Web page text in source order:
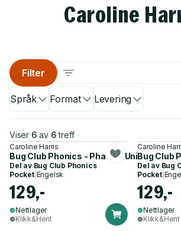
Caroline
Språk Format Levering
Filter
Viser 6 av 6 treff
Caroline Harris
Bug Club Phonics - Phase 3 Unit 6:
Del av Bug Club Phonics
Pocket| Engelsk
129,-
Nettlager
Klikk&Hent
Caroline
Bug Club
Del av Bug
Pocket|
129,-
Nettlager
Klikk&Hent